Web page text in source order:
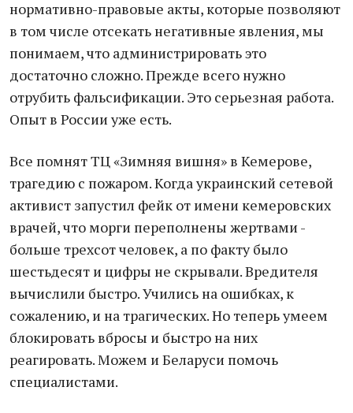
нормативно-правовые акты, которые позволяют
в том числе отсекать негативные явления, мы
понимаем, что администрировать это
достаточно сложно. Прежде всего нужно
отрубить фальсификации. Это серьезная работа.
Опыт в России уже есть.
Все помнят ТЦ «Зимняя вишня» в Кемерове,
трагедию с пожаром. Когда украинский сетевой
активист запустил фейк от имени кемеровских
врачей, что морги переполнены жертвами -
больше трехсот человек, а по факту было
шестьдесят и цифры не скрывали. Вредителя
вычислили быстро. Учились на ошибках, к
сожалению, и на трагических. Но теперь умеем
блокировать вбросы и быстро на них
реагировать. Можем и Беларуси помочь
специалистами.